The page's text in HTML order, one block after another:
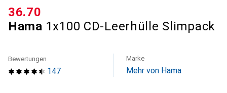
Hama 1x100 CD-Leerhülle Slimpack
CHF
36.70
147
Bewertungen Marke
Mehr von Hama